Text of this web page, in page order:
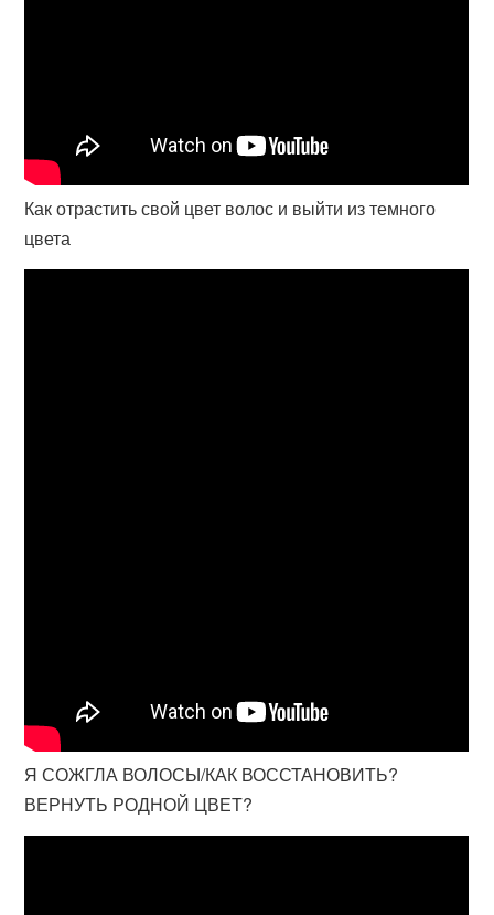
Как отрастить свой цвет волос и выйти из темного
цвета
Я СОЖГЛА ВОЛОСЫ/КАК ВОССТАНОВИТЬ?
ВЕРНУТЬ РОДНОЙ ЦВЕТ?